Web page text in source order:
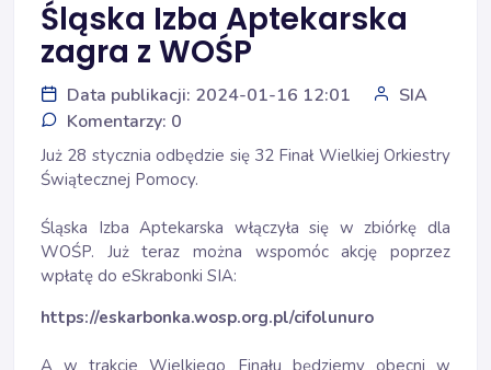
Śląska Izba Aptekarska
zagra z WOŚP
Data publikacji: 2024-01-16 12:01
SIA
Komentarzy: 0
Już 28 stycznia odbędzie się 32 Finał Wielkiej Orkiestry
Świątecznej Pomocy.
Śląska Izba Aptekarska włączyła się w zbiórkę dla
WOŚP. Już teraz można wspomóc akcję poprzez
wpłatę do eSkrabonki SIA:
https://eskarbonka.wosp.org.pl/cifolunuro
A w trakcie Wielkiego Finału będziemy obecni w